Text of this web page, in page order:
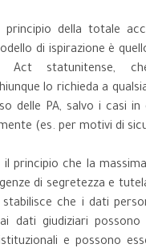
della totale
di ispirazione è
Act statunitense,
lo richieda a
delle PA, salvo i casi in
(es. per motivi di
principio che la
di segretezza e
che i dati
dati giudiziari possono
e possono